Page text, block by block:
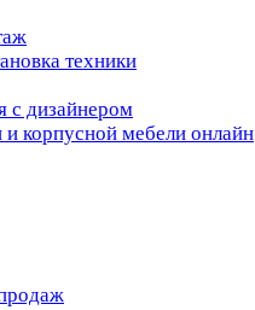
техники
с дизайнером
корпусной мебели онлайн